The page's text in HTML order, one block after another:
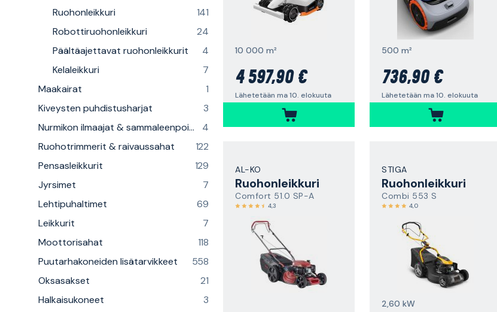
Ruohonleikkuri
141
Robottiruohonleikkuri
24
Päältäajettavat ruohonleikkurit
4
Kelaleikkuri
7
Maakairat
1
Kiveysten puhdistusharjat
3
Nurmikon ilmaajat & sammaleenpoistajat
4
Ruohotrimmerit & raivaussahat
122
Pensasleikkurit
129
Jyrsimet
7
Lehtipuhaltimet
69
Leikkurit
7
Moottorisahat
118
Puutarhakoneiden lisätarvikkeet
558
Oksasakset
21
Halkaisukoneet
3
10 000 m²
4 597,90 €
Lähetetään ma 10. elokuuta
500 m²
736,90 €
Lähetetään ma 10. elokuuta
AL-KO
Ruohonleikkuri
Comfort 51.0 SP-A
4,3
STIGA
Ruohonleikkuri
Combi 553 S
4,0
2,60 kW